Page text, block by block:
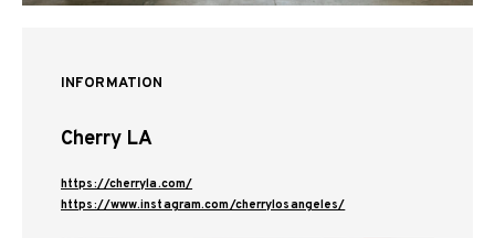
INFORMATION
Cherry LA
https://cherryla.com/
https://www.instagram.com/cherrylosangeles/